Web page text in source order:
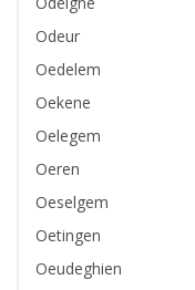
Odeur
Oedelem
Oekene
Oelegem
Oeren
Oeselgem
Oetingen
Oeudeghien